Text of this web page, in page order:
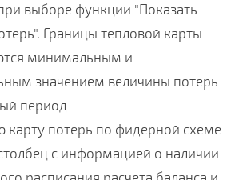
выборе функции "Показать
Границы тепловой карты
минимальным и
значением величины потерь
период
карту потерь по фидерной схеме
с информацией о наличии
расписания расчета баланса и